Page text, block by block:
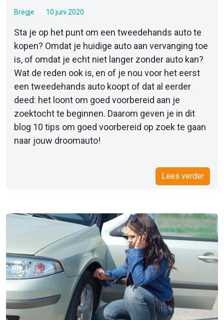
Bregje 10 juni 2020
Sta je op het punt om een tweedehands auto te
kopen? Omdat je huidige auto aan vervanging toe
is, of omdat je echt niet langer zonder auto kan?
Wat de reden ook is, en of je nou voor het eerst
een tweedehands auto koopt of dat al eerder
deed: het loont om goed voorbereid aan je
zoektocht te beginnen. Daarom geven je in dit
blog 10 tips om goed voorbereid op zoek te gaan
naar jouw droomauto!
Lees verder